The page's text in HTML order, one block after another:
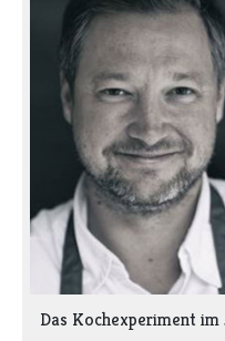
Das Kochexperiment